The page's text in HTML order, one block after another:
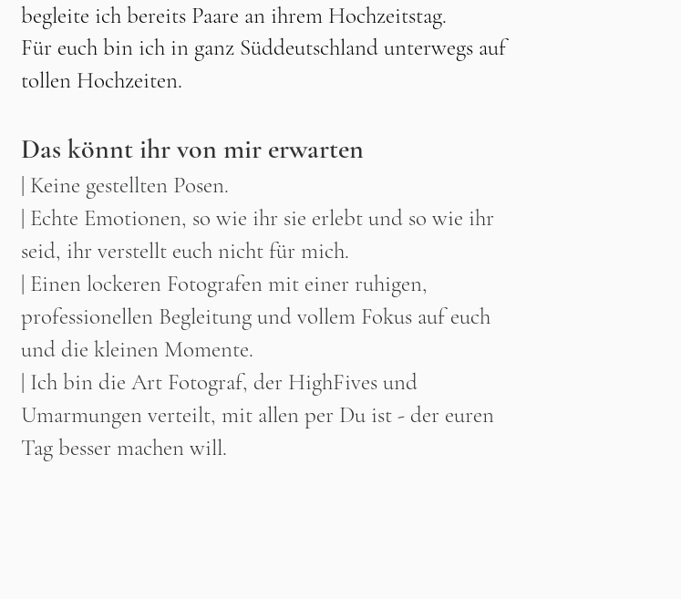
begleite ich bereits Paare an ihrem Hochzeitstag.
Für euch bin ich in ganz Süddeutschland unterwegs auf
tollen Hochzeiten.
Das könnt ihr von mir erwarten
| Keine gestellten Posen.
| Echte Emotionen, so wie ihr sie erlebt und so wie ihr
seid, ihr verstellt euch nicht für mich.
| Einen lockeren Fotografen mit einer ruhigen,
professionellen Begleitung und vollem Fokus auf euch
und die kleinen Momente.
| Ich bin die Art Fotograf, der HighFives und
Umarmungen verteilt, mit allen per Du ist - der euren
Tag besser machen will.